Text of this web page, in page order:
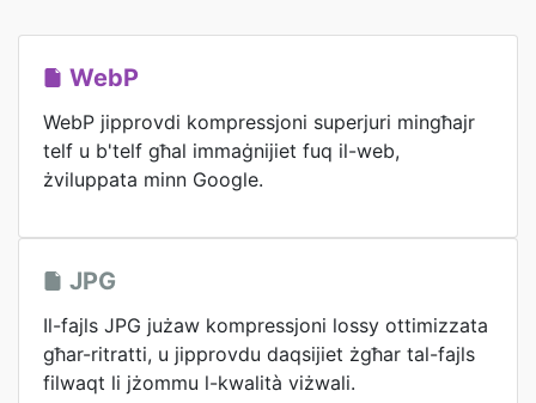
WebP
WebP jipprovdi kompressjoni superjuri mingħajr
telf u b'telf għal immaġnijiet fuq il-web,
żviluppata minn Google.
JPG
Il-fajls JPG jużaw kompressjoni lossy ottimizzata
għar-ritratti, u jipprovdu daqsijiet żgħar tal-fajls
filwaqt li jżommu l-kwalità viżwali.